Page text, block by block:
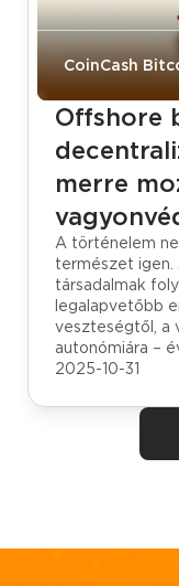
CoinCash
Offshore
merre
A történelem
természet igen.
társadalmak
legalapvetőbb
veszteségtől, a
autonómiára –
2025-10-31